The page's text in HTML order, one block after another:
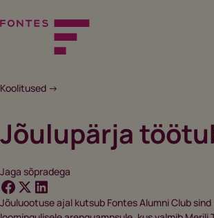
to
Koolitused ->
Jõulupärja
Jaga sõpradega
Jõuluootuse ajal kutsub Fontes Alumni Club sind